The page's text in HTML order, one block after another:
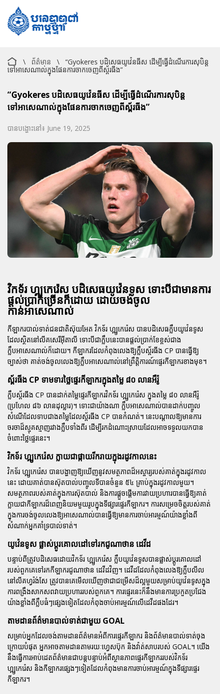
\ ព័ត៌មាន \
“Gyokeres បដិសេធយូវ៉េនធីស ដើម្បីធ្វើដំណើរការសុបិន្ត
ទៅអាសេណាល់ក្នុងផែនការចាកចេញពីស្ព័រធីង”
“Gyokeres បដិសេធយូវ៉េនធីស ដើម្បីធ្វើដំណើរការសុបិន្ត
ទៅអាសេណាល់ក្នុងផែនការចាកចេញពីស្ព័រធីង”
បានបង្ហោះនៅ៖ June 19, 2025
វិកទ័រ ហ្គ្យូកេរ៉េស បដិសេធយូវ៉េនទូស ទោះបីជាមានការ
ផ្តល់ប្រាក់ច្រើនក៏ដោយ ដោយចង់ចូល
កាន់អាសេណាល់
កីឡាករបាល់ទាត់ជនជាតិស៊ុយអែត វិកទ័រ ហ្គ្យូកេរ៉េស បានបដិសេធក្លឹបយូវ៉េនទូស
ដែលស្ថិតនៅលីគសេរីអ៊ីតាលី ទោះបីជាក្លឹបនេះបានផ្តល់ប្រាក់ខែខ្ពស់ជាង
ក្លឹបអាសេណាល់ក៏ដោយ។ កីឡាករដែលកំពុងលេងឱ្យក្លឹបស្ព័រធីង CP បានធ្វើឱ្យ
ច្បាស់ថា គាត់ចង់ចូលលេងឱ្យក្លឹបអាសេណាល់នៅព្រឹត្តិការណ៍ផ្ទេរកីឡាករខាងមុខ។
ស្ព័រធីង CP ទាមទារថ្លៃផ្ទេរកីឡាករក្នុងតម្លៃ ៨០ លានអឺរ៉ូ
ក្លឹបស្ព័រធីង CP បានដាក់តម្លៃផ្ទេរកីឡាករវិកទ័រ ហ្គ្យូកេរ៉េស ក្នុងតម្លៃ ៨០ លានអឺរ៉ូ
(ប្រហែល ៨៦ លានដុល្លារ)។ ទោះជាយ៉ាងណា ក្លឹបអាសេណាល់បានដាក់បញ្ចូល
សំណើដែលទាបជាងតម្លៃដែលស្ព័រធីង CP បានកំណត់។ នេះបណ្តាលឱ្យមានការ
ចរចាដ៏ស្មុគស្មាញរវាងក្លឹបទាំងពីរ ដើម្បីរកដំណោះស្រាយដែលអាចទទួលយកបាន
ចំពោះថ្លៃផ្ទេរនេះ។
វិកទ័រ ហ្គ្យូកេរ៉េស ក្លាយជាផ្កាយរីករាយក្នុងរដូវកាលនេះ
វិកទ័រ ហ្គ្យូកេរ៉េស បានបង្ហាញឱ្យឃើញនូវសមត្ថភាពដ៏អស្ចារ្យរបស់គាត់ក្នុងរដូវកាល
នេះ ដោយគាត់បានស៊ុតបាល់បញ្ចូលទីបានចំនួន ៥៤ គ្រាប់ក្នុងរដូវកាលមួយ។
សមត្ថភាពរបស់គាត់ក្នុងការស៊ុតបាល់ និងការផ្តួចផ្តើមការវាយប្រហារបានធ្វើឱ្យគាត់
ក្លាយជាកីឡាករដ៏ពេញនិយមមួយរូបក្នុងទីផ្សារផ្ទេរកីឡាករ។ ការសម្រេចចិត្តរបស់គាត់
ក្នុងការចង់ចូលលេងឱ្យអាសេណាល់បានធ្វើឱ្យមានការចាប់អារម្មណ៍យ៉ាងខ្លាំងពី
សំណាក់អ្នកគាំទ្របាល់ទាត់។
យូវ៉េនទូស ផ្លាស់ប្តូរគោលដៅទៅរកជូណាថាន ដេវីដ
បន្ទាប់ពីត្រូវបដិសេធដោយវិកទ័រ ហ្គ្យូកេរ៉េស ក្លឹបយូវ៉េនទូសបានផ្លាស់ប្តូរគោលដៅ
របស់ពួកគេទៅរកកីឡាករជូណាថាន ដេវីដវិញ។ ដេវីដដែលកំពុងលេងឱ្យក្លឹបលីល
នៅលីគហ្វរ៉ង់សែ ត្រូវបានគេមើលឃើញថាជាជម្រើសដ៏ល្អមួយសម្រាប់យូវ៉េនទូសក្នុង
ការពង្រឹងសាកសពវាយប្រហាររបស់ពួកគេ។ ការផ្ទេរនេះក៏នឹងមានការប្រកួតប្រជែង
យ៉ាងខ្លាំងពីក្លឹបធំៗផ្សេងទៀតដែលកំពុងចាប់អារម្មណ៍លើដេវីដផងដែរ។
តាមដានព័ត៌មានបាល់ទាត់ជាមួយ GOAL
សម្រាប់អ្នកដែលចង់តាមដានព័ត៌មានអំពីការផ្ទេរកីឡាករ និងព័ត៌មានបាល់ទាត់ចុង
ក្រោយបំផុត អ្នកអាចតាមដានតាមរយៈហ្វេសប៊ុក និងវ៉ាត់សាបរបស់ GOAL។ យើង
នឹងធ្វើការអាប់ដេតព័ត៌មានជាបន្តបន្ទាប់អំពីស្ថានភាពផ្ទេរកីឡាកររបស់វិកទ័រ
ហ្គ្យូកេរ៉េស និងកីឡាករផ្សេងៗទៀតដែលកំពុងមានការចាប់អារម្មណ៍ក្នុងទីផ្សារផ្ទេរ
កីឡាករ។